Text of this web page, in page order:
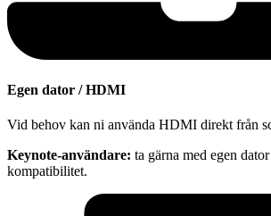
Egen dator / HDMI
Vid behov kan ni använda HDMI direkt från
Keynote-användare: ta gärna med egen
kompatibilitet.